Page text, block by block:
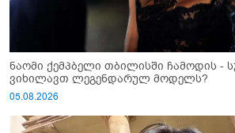
ნაომი ქემპბელი თბილისში ჩამოდის -
ვიხილავთ ლეგენდარულ მოდელს?
05.08.2026